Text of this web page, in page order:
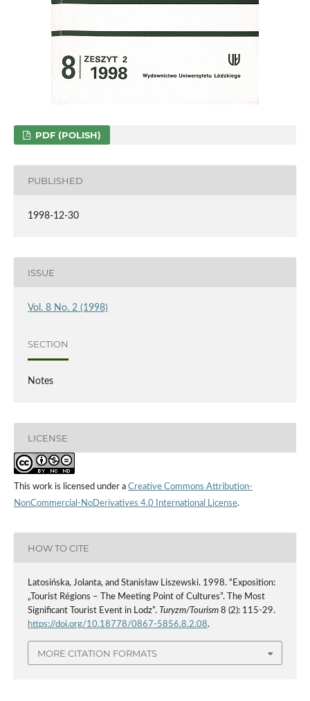
PDF (POLISH)
PUBLISHED
1998-12-30
ISSUE
Vol. 8 No. 2 (1998)
SECTION
Notes
LICENSE
This work is licensed under a Creative Commons Attribution-
NonCommercial-NoDerivatives 4.0 International License.
HOW TO CITE
Latosińska, Jolanta, and Stanisław Liszewski. 1998. “Exposition:
„Tourist Régions – The Meeting Point of Cultures”. The Most
Significant Tourist Event in Lodz”. Turyzm/Tourism8 (2): 115-29.
https://doi.org/10.18778/0867-5856.8.2.08.
MORE CITATION FORMATS